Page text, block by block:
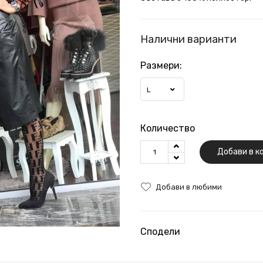
Налични варианти
Размери:
L
Количество
Добави в
Добави в любими
Сподели